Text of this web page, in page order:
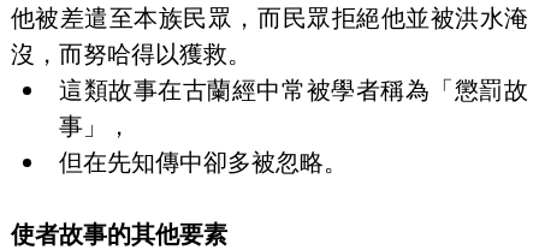
他被差遣至本族民眾，而民眾拒絕他並被洪水淹
沒，而努哈得以獲救。
這類故事在古蘭經中常被學者稱為「懲罰故
事」，
但在先知傳中卻多被忽略。
使者故事的其他要素